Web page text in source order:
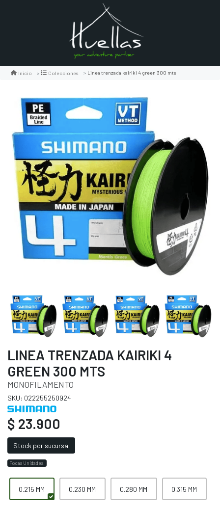
Inicio Colecciones Linea trenzada kairiki 4 green 300 mts
LINEA TRENZADA KAIRIKI 4
GREEN 300 MTS
MONOFILAMENTO
SKU: 022255250924
$ 23.900
Stock por sucursal
Pocas Unidades.
0.215 MM 0.230 MM 0.280 MM 0.315 MM